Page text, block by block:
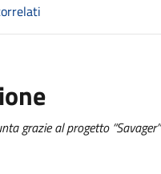
grazie al progetto “Savager”